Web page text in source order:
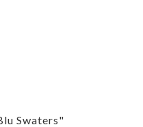
Swaters"